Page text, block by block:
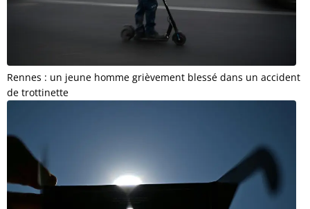
Rennes : un jeune homme grièvement blessé dans un accident
de trottinette